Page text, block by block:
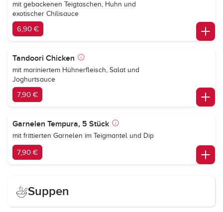
mit gebackenen Teigtaschen, Huhn und
exotischer Chilisauce
6,90 €
Tandoori Chicken
mit mariniertem Hühnerfleisch, Salat und
Joghurtsauce
7,90 €
Garnelen Tempura, 5 Stück
mit frittierten Garnelen im Teigmantel und Dip
7,90 €
Suppen